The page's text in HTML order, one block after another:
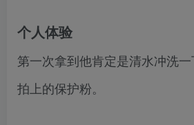
个人体验
第一次拿到他肯定是清水冲洗
拍上的保护粉。